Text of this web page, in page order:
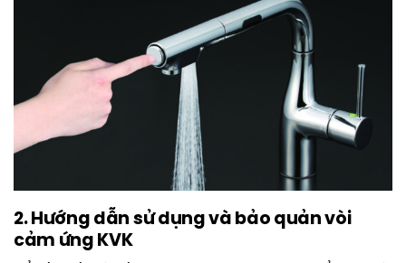
2. Hướng dẫn sử dụng và bảo quản vòi
cảm ứng KVK